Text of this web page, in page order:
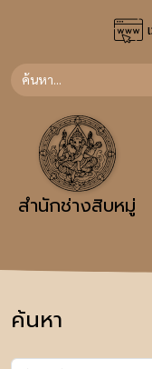
สำนักช่างสิบหมู่
ค้นหา